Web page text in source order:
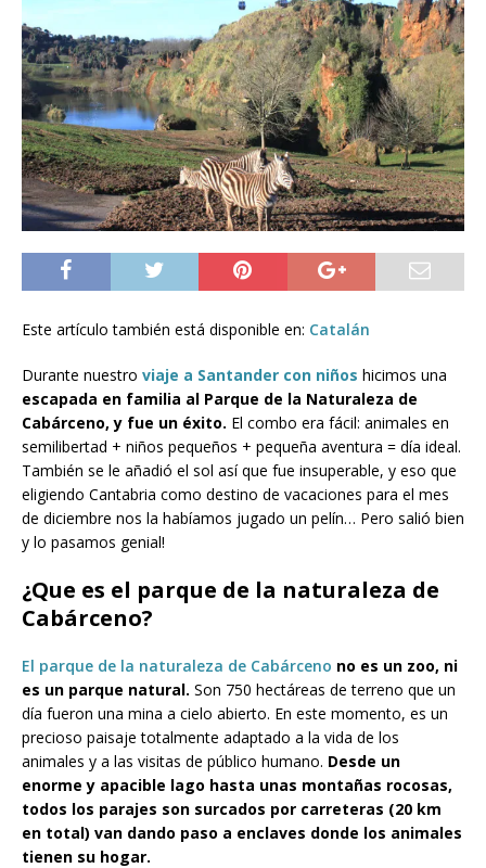
Este artículo también está disponible en: Catalán
Durante nuestro viaje a Santander con niños hicimos una
escapada en familia al Parque de la Naturaleza de
Cabárceno, y fue un éxito. El combo era fácil: animales en
semilibertad + niños pequeños + pequeña aventura = día ideal.
También se le añadió el sol así que fue insuperable, y eso que
eligiendo Cantabria como destino de vacaciones para el mes
de diciembre nos la habíamos jugado un pelín… Pero salió bien
y lo pasamos genial!
¿Que es el parque de la naturaleza de
Cabárceno?
El parque de la naturaleza de Cabárceno no es un zoo, ni
es un parque natural. Son 750 hectáreas de terreno que un
día fueron una mina a cielo abierto. En este momento, es un
precioso paisaje totalmente adaptado a la vida de los
animales y a las visitas de público humano. Desde un
enorme y apacible lago hasta unas montañas rocosas,
todos los parajes son surcados por carreteras (20 km
en total) van dando paso a enclaves donde los animales
tienen su hogar.